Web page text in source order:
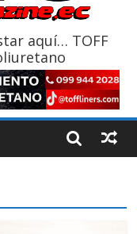
cubrir las rutas de La
aquí… TOFF